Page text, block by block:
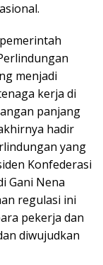
menjadi
kerja di
panjang
hadir
yang
Konfederasi
Gani Nena
regulasi ini
pekerja dan
diwujudkan